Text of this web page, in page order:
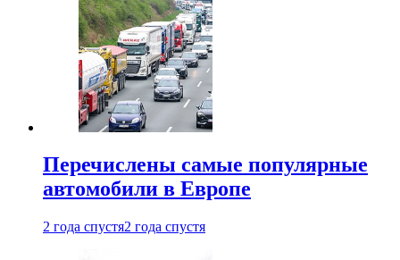
Перечислены самые популярные
автомобили в Европе
2 года спустя2 года спустя